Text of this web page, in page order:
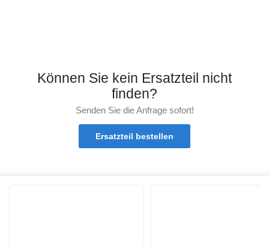
Können Sie kein Ersatzteil nicht
finden?
Senden Sie die Anfrage sofort!
Ersatzteil bestellen